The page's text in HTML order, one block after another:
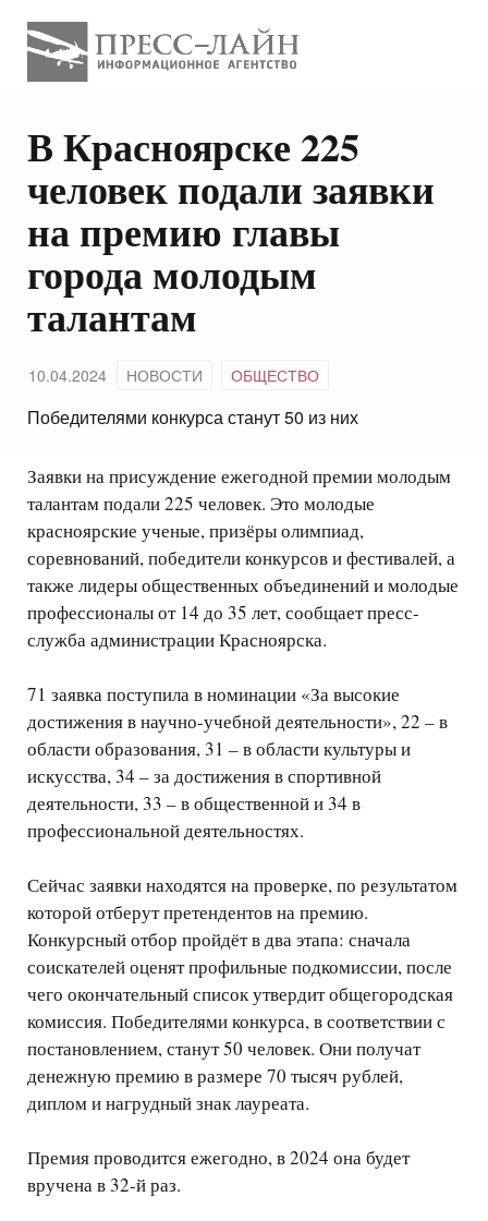
В Красноярске 225
человек подали заявки
на премию главы
города молодым
талантам
10.04.2024 НОВОСТИ ОБЩЕСТВО
Победителями конкурса станут 50 из них
Заявки на присуждение ежегодной премии молодым
талантам подали 225 человек. Это молодые
красноярские ученые, призёры олимпиад,
соревнований, победители конкурсов и фестивалей, а
также лидеры общественных объединений и молодые
профессионалы от 14 до 35 лет, сообщает пресс-
служба администрации Красноярска. ​
71 заявка поступила в номинации «За высокие
достижения в научно-учебной деятельности», 22 – в
области образования, 31 – в области культуры и
искусства, 34 – за достижения в спортивной
деятельности, 33 – в общественной и 34 в
профессиональной деятельностях.
Сейчас заявки находятся на проверке, по результатом
которой отберут претендентов на премию.
Конкурсный отбор пройдёт в два этапа: сначала
соискателей оценят профильные подкомиссии, после
чего окончательный список утвердит общегородская
комиссия. Победителями конкурса, в соответствии с
постановлением, станут 50 человек. Они получат
денежную премию в размере 70 тысяч рублей,
диплом и нагрудный знак лауреата.
Премия проводится ежегодно, в 2024 она будет
вручена в 32-й раз.